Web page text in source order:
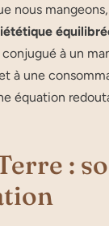
nous
à un
à une
équation
: